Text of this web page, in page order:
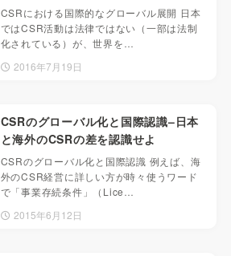
CSRにおける国際的なグローバル展開 日本
ではCSR活動は法律ではない（一部は法制
化されている）が、世界を…
2016年7月19日
CSRのグローバル化と国際認識–日本
と海外のCSRの差を認識せよ
CSRのグローバル化と国際認識 例えば、海
外のCSR経営に詳しい方が時々使うワード
で「事業存続条件」（Lice…
2015年6月12日